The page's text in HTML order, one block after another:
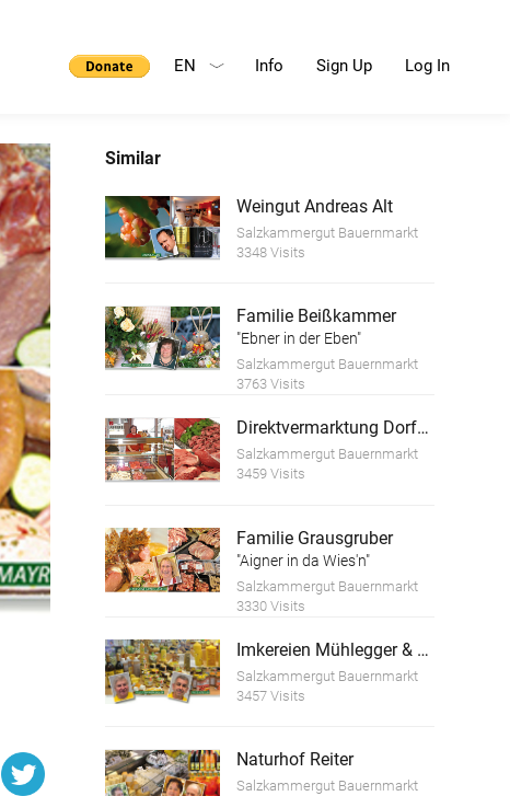
Info Sign Up Log In
EN
Similar
Weingut Andreas Alt
Salzkammergut Bauernmarkt
3348 Visits
Familie Beißkammer
"Ebner in der Eben"
Salzkammergut Bauernmarkt
3763 Visits
Direktvermarktung Dorfer Metzger
Salzkammergut Bauernmarkt
3459 Visits
Familie Grausgruber
"Aigner in da Wies'n"
Salzkammergut Bauernmarkt
3330 Visits
Imkereien Mühlegger & Köstler
Salzkammergut Bauernmarkt
3457 Visits
Naturhof Reiter
Salzkammergut Bauernmarkt